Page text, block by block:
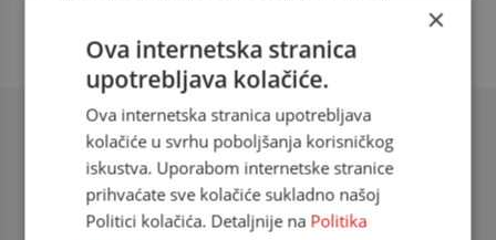
Šećerna bolest tip 2 = kardiovaskularna
doc. dr. sc. Višnja Kokić Maleš,
dr.med., specijalististica
×
Ova internetska stranica
upotrebljava kolačiće.
Ova internetska stranica upotrebljava
kolačiće u svrhu poboljšanja korisničkog
iskustva. Uporabom internetske stranice
prihvaćate sve kolačiće sukladno našoj
Politici kolačića. Detaljnije na Politika